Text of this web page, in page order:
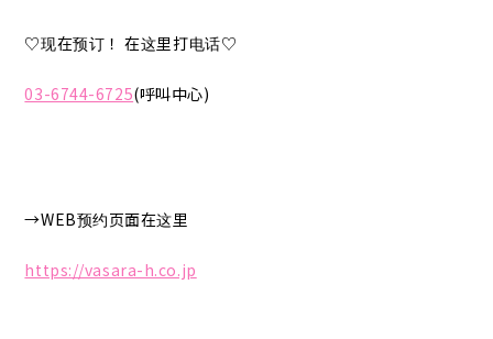
♡现在预订！ 在这里打电话♡
03-6744-6725(呼叫中心)
→WEB预约页面在这里
https://vasara-h.co.jp